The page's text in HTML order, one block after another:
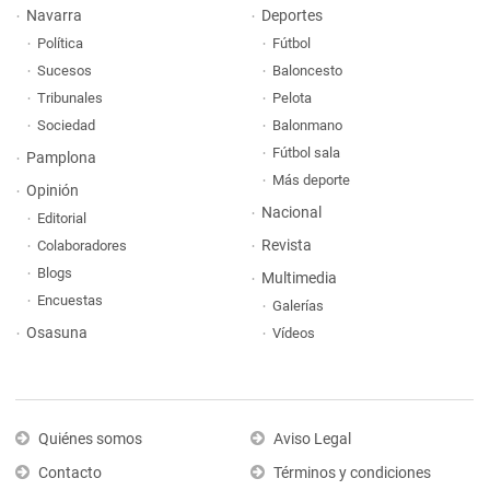
Navarra
Política
Sucesos
Tribunales
Sociedad
Pamplona
Opinión
Editorial
Colaboradores
Blogs
Encuestas
Osasuna
Deportes
Fútbol
Baloncesto
Pelota
Balonmano
Fútbol sala
Más deporte
Nacional
Revista
Multimedia
Galerías
Vídeos
Quiénes somos
Contacto
Aviso Legal
Términos y condiciones